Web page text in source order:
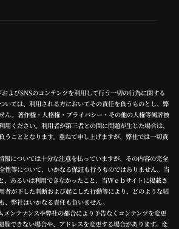
よびSNSのコンテンツを利用して行う一切の行為に関する
いては、利用される方においてその責任を負うものとし、弊
ん。著作権・人格権・プライバシー・その他の人権等風評被
用ください。利用者が第三者との間に問題が生じた場合は、
うこととなります。重ねて申し上げますが、弊社では一切責
報については十分な注意を払っていますが、その内容の完全
性等について、いかなる保証も行うものではありません。当
、あるいは利用できなかったこと、当Ｗｅｂサイトに掲載さ
者が下した判断および起こした行動等により、どのような結
、弊社はいかなる責任も負いません。
メンテナンスや弊社の都合により予告なくコンテンツを変更
覧できない場合や、アドレスを変更する場合があります。変